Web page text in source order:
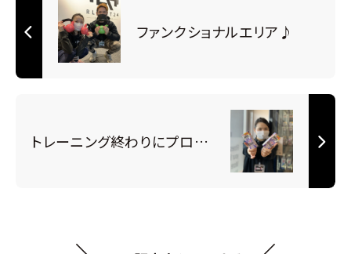
ファンクショナルエリア♪
トレーニング終わりにプロテイン！